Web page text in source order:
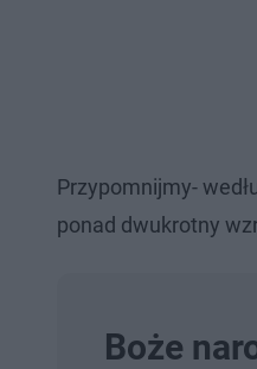
Przypomnijmy-
ponad dwukrotny
Boże